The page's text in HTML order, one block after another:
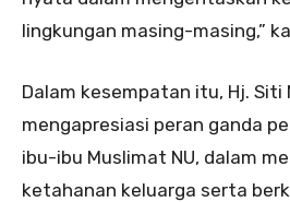
lingkungan masing-masing,”
Dalam kesempatan itu, Hj. Siti
mengapresiasi peran ganda
ibu-ibu Muslimat NU, dalam
ketahanan keluarga serta